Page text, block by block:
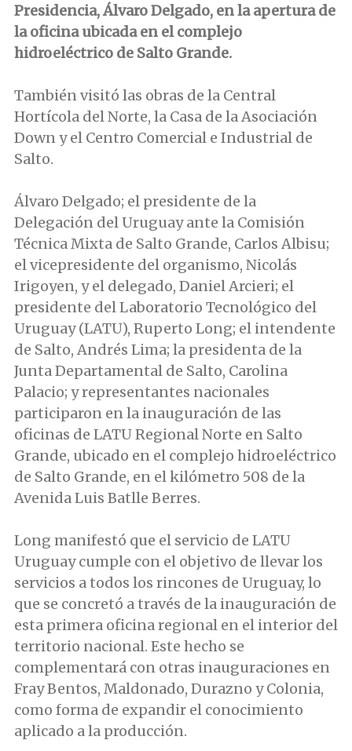
Presidencia, Álvaro Delgado, en la apertura de
la oficina ubicada en el complejo
hidroeléctrico de Salto Grande.
También visitó las obras de la Central
Hortícola del Norte, la Casa de la Asociación
Down y el Centro Comercial e Industrial de
Salto.
Álvaro Delgado; el presidente de la
Delegación del Uruguay ante la Comisión
Técnica Mixta de Salto Grande, Carlos Albisu;
el vicepresidente del organismo, Nicolás
Irigoyen, y el delegado, Daniel Arcieri; el
presidente del Laboratorio Tecnológico del
Uruguay (LATU), Ruperto Long; el intendente
de Salto, Andrés Lima; la presidenta de la
Junta Departamental de Salto, Carolina
Palacio; y representantes nacionales
participaron en la inauguración de las
oficinas de LATU Regional Norte en Salto
Grande, ubicado en el complejo hidroeléctrico
de Salto Grande, en el kilómetro 508 de la
Avenida Luis Batlle Berres.
Long manifestó que el servicio de LATU
Uruguay cumple con el objetivo de llevar los
servicios a todos los rincones de Uruguay, lo
que se concretó a través de la inauguración de
esta primera oficina regional en el interior del
territorio nacional. Este hecho se
complementará con otras inauguraciones en
Fray Bentos, Maldonado, Durazno y Colonia,
como forma de expandir el conocimiento
aplicado a la producción.